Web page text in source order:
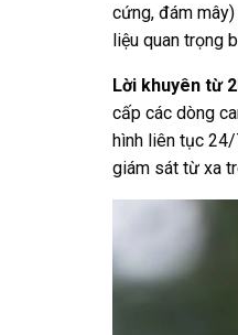
cứng, đám
liệu quan trọng
Lời khuyên từ
cấp các dòng
hình liên tục
giám sát từ xa